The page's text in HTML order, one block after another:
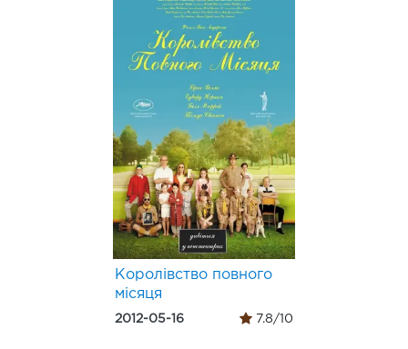
Королiвство повного
мiсяця
2012-05-16 7.8/10